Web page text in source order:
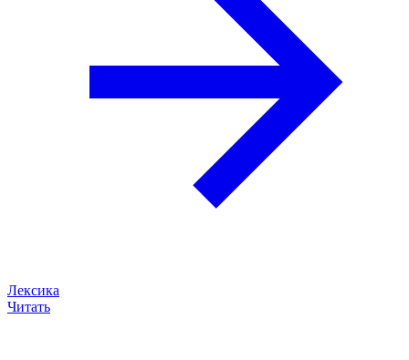
Лексика
Читать